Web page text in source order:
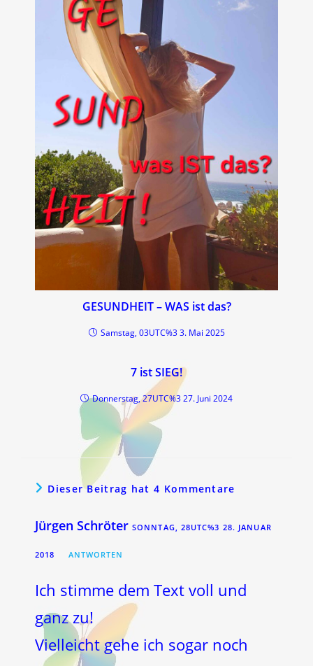
GESUNDHEIT – WAS ist das?
Samstag, 03UTC%3 3. Mai 2025
7 ist SIEG!
Donnerstag, 27UTC%3 27. Juni 2024
Dieser Beitrag hat 4 Kommentare
Jürgen Schröter SONNTAG, 28UTC%3 28. JANUAR
2018 ANTWORTEN
Ich stimme dem Text voll und
ganz zu!
Vielleicht gehe ich sogar noch